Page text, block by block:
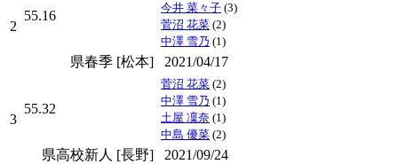
2
55.16
今井 菜々子 (3)
菅沼 花菜 (2)
中澤 雪乃 (1)
県春季 [松本] 2021/04/17
3
55.32
菅沼 花菜 (2)
中澤 雪乃 (1)
土屋 凜奈 (1)
中島 優菜 (2)
県高校新人 [長野] 2021/09/24